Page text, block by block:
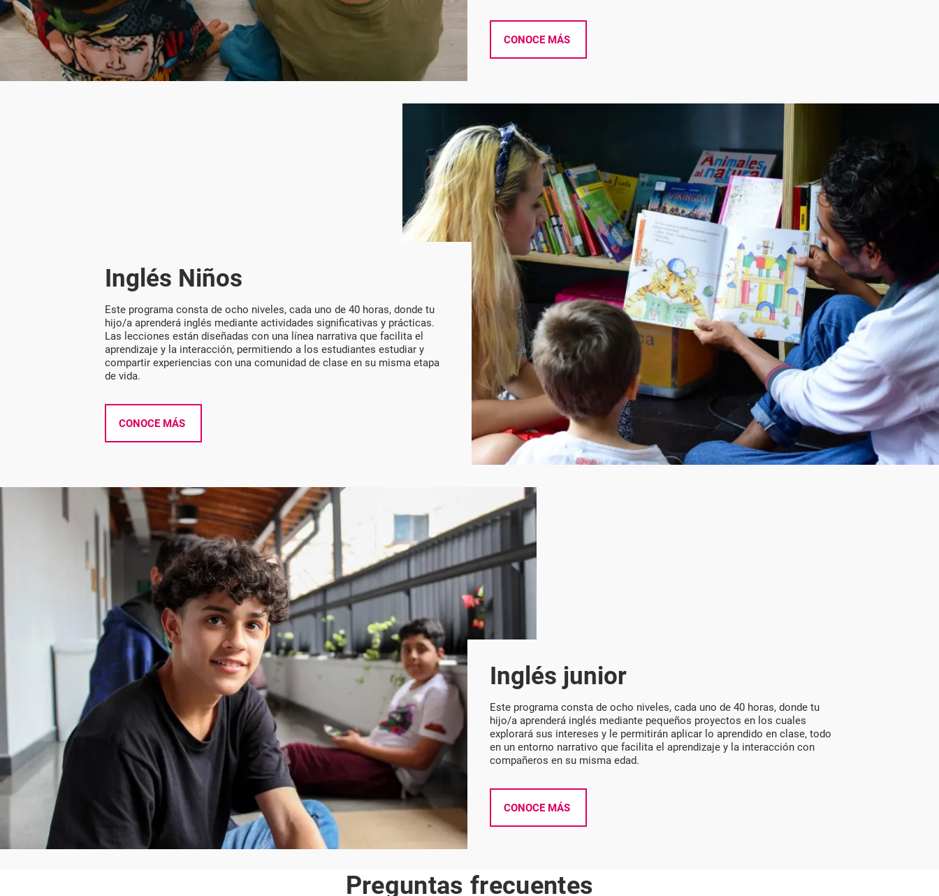
CONOCE MÁS
Inglés Niños
Este programa consta de ocho niveles, cada uno de 40 horas, donde tu
hijo/a aprenderá inglés mediante actividades significativas y prácticas.
Las lecciones están diseñadas con una línea narrativa que facilita el
aprendizaje y la interacción, permitiendo a los estudiantes estudiar y
compartir experiencias con una comunidad de clase en su misma etapa
de vida.
CONOCE MÁS
Inglés junior
Este programa consta de ocho niveles, cada uno de 40 horas, donde tu
hijo/a aprenderá inglés mediante pequeños proyectos en los cuales
explorará sus intereses y le permitirán aplicar lo aprendido en clase, todo
en un entorno narrativo que facilita el aprendizaje y la interacción con
compañeros en su misma edad.
CONOCE MÁS
Preguntas frecuentes